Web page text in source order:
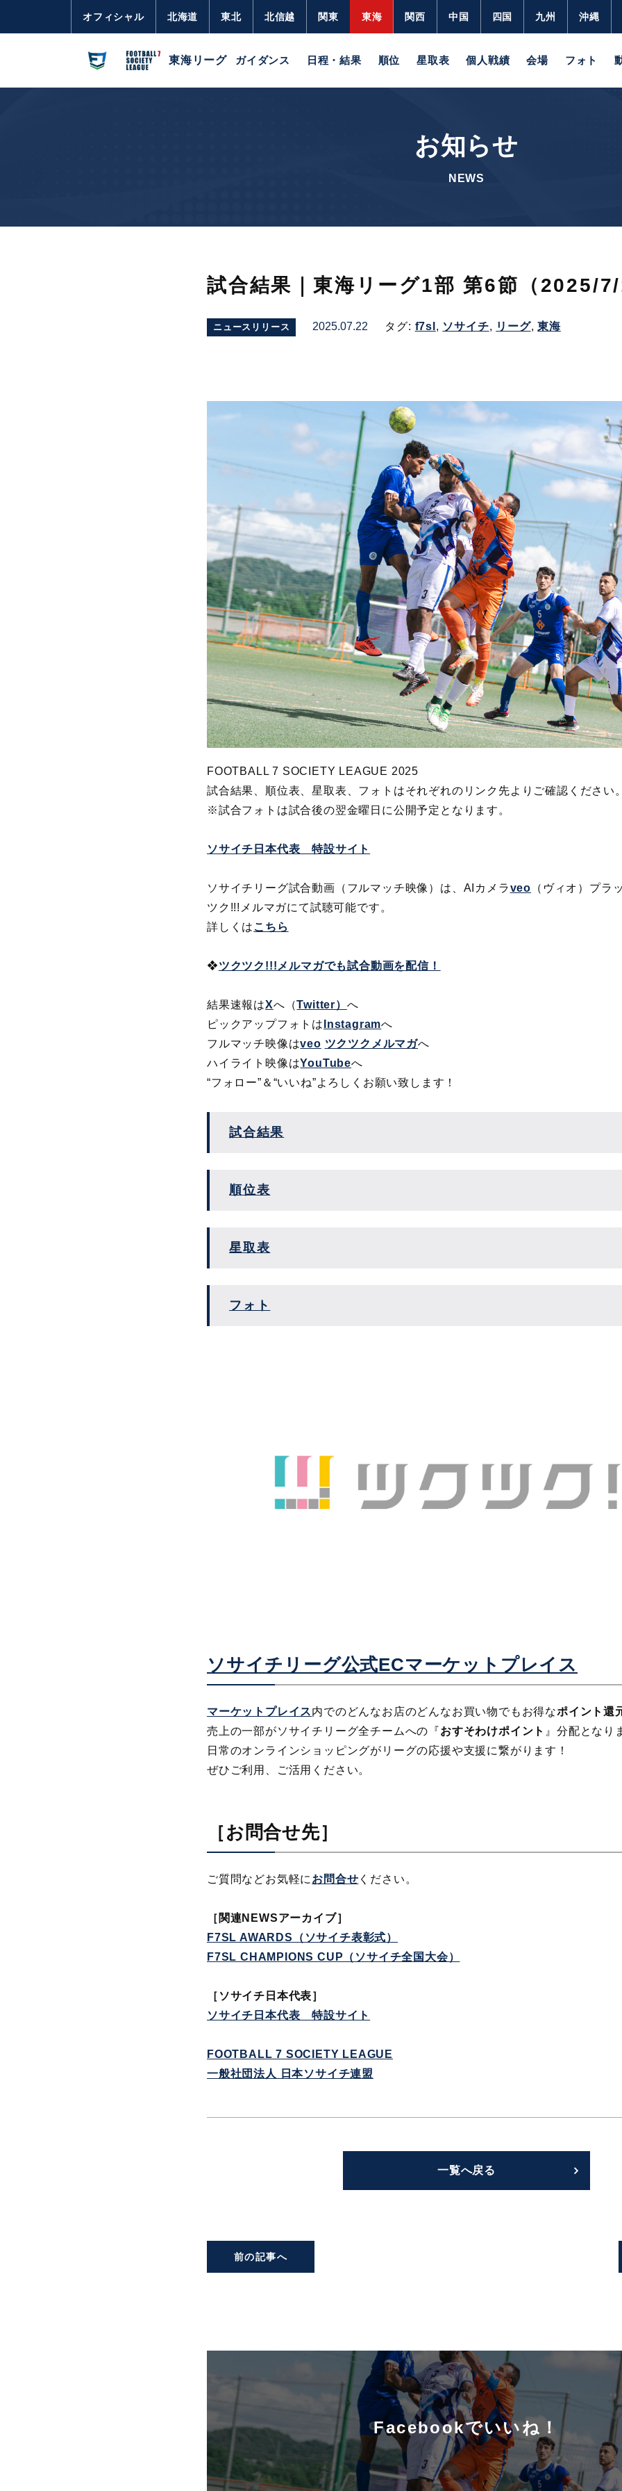
オフィシャル 北海道 東北 北信越 関東 東海 関西 中国 四国 九州 沖縄
東海リーグ ガイダンス 日程・結果 順位 星取表 個人戦績 会場 フォト
お知らせ
NEWS
試合結果｜東海リーグ1部 第6節（2025/7/
ニュースリリース 2025.07.22 タグ: f7sl , ソサイチ, リーグ,東海
FOOTBALL 7 SOCIETY LEAGUE 2025
試合結果、順位表、星取表、フォトはそれぞれのリンク先よりご確認ください。
※試合フォトは試合後の翌金曜日に公開予定となります。
ソサイチ日本代表 特設サイト
ソサイチリーグ試合動画（フルマッチ映像）は、 AIカメラveo （ヴィオ）プラ
ツク!!!メルマガにて試聴可能です。
詳しくは こちら
❖ツクツク!!!メルマガでも試合動画を配信！
結果速報はXへ（Twitter） へ
ピックアップフォトは Instagramへ
フルマッチ映像はveo ツクツクメルマガへ
ハイライト映像はYouTubeへ
“フォロー”＆“いいね”よろしくお願い致します！
試合結果
順位表
星取表
フォト
ソサイチリーグ公式ECマーケットプレイス
マーケットプレイス内でのどんなお店のどんなお買い物でもお得なポイント還
売上の一部がソサイチリーグ全チームへの『おすそわけポイント 』分配となり
日常のオンラインショッピングがリーグの応援や支援に繋がります！
ぜひご利用、ご活用ください。
［お問合せ先］
ご質問などお気軽に お問合せ ください。
［ 関連NEWSアーカイブ］
F7SL AWARDS（ソサイチ表彰式）
F7SL CHAMPIONS CUP（ソサイチ全国大会）
［ソサイチ日本代表］
ソサイチ日本代表 特設サイト
FOOTBALL 7 SOCIETY LEAGUE
一般社団法人 日本ソサイチ連盟
一覧へ戻る
前の記事へ
Facebookでいいね！